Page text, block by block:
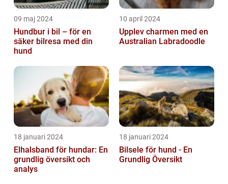
09 maj 2024
Hundbur i bil – för en
säker bilresa med din
hund
10 april 2024
Upplev charmen med en
Australian Labradoodle
18 januari 2024
Elhalsband för hundar: En
grundlig översikt och
analys
18 januari 2024
Bilsele för hund - En
Grundlig Översikt